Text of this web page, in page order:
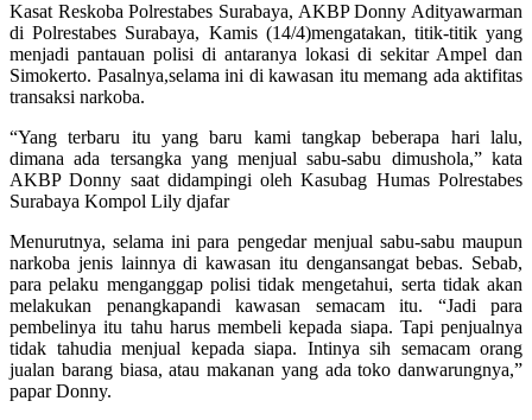
Kasat Reskoba Polrestabes Surabaya, AKBPDonny Adityawarman
di Polrestabes Surabaya, Kamis(14/4)mengatakan, titik-titikyang
menjadi pantauan polisi di antaranya lokasi di sekitar Ampel dan
Simokerto. Pasalnya,selama ini di kawasan itu memang ada aktifitas
transaksi narkoba.
“Yangterbaru itu yangbaru kami tangkap beberapa hari lalu,
dimana ada tersangka yangmenjual sabu-sabu dimushola,”kata
AKBPDonny saat didampingi oleh Kasubag Humas Polrestabes
Surabaya Kompol Lily djafar
Menurutnya,selama ini para pengedar menjual sabu-sabu maupun
narkoba jenis lainnya di kawasan itu dengansangat bebas. Sebab,
para pelaku menganggap polisi tidak mengetahui, serta tidak akan
melakukan
penangkapandi kawasan semacam itu. “Jadi
para
pembelinya itu tahu harus membeli kepada siapa. Tapi penjualnya
tidak tahudia menjual kepada siapa. Intinya sih semacam orang
jualan barang biasa,atau makanan yang ada toko danwarungnya,”
paparDonny.